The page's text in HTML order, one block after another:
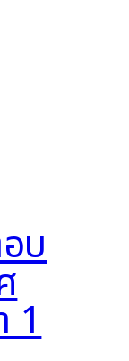
บ
1